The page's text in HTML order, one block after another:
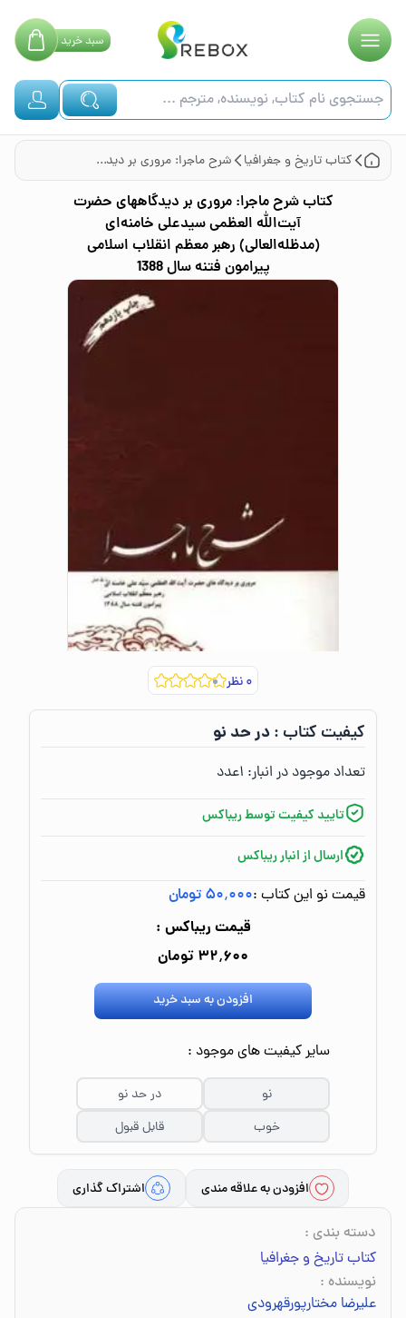
سبدخرید
کتابتاریخ و جغرافیا شرح ماجرا: مروری بر دیدگاههای حضرت آیت‌الله العظمی سیدعلی خامنه‌ای (مدظله‌العالی) رهبر معظم انقلاب اسلامی پیرامون فتنه سال 1388
کتابشرح ماجرا: مروری بر دیدگاههای حضرت
آیت‌الله العظمی سیدعلی خامنه‌ای
(مدظله‌العالی) رهبر معظم انقلاب اسلامی
پیرامون فتنه سال 1388
۰نظر
کیفیت کتاب :‌در حد نو
تعداد موجود در انبار:‌ ۱عدد
تایید کیفیت توسط ریباکس
ارسال از انبار ریباکس
قیمت نو این کتاب :۵۰٬۰۰۰ تومان
قیمت ریباکس :
۳۲٬۶۰۰ تومان
افزودن به سبد خرید
سایر کیفیت های موجود :
نو
در حد نو
خوب
قابل قبول
افزودن به علاقه مندی اشتراک گذاری
دسته بندی :
کتاب تاریخ و جغرافیا
نویسنده :
علیرضا مختارپور‌قهرودی